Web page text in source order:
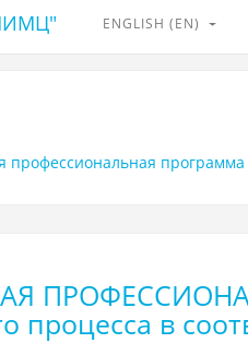
ENGLISH ‎(EN)‎
профессиональная программа
процесса в